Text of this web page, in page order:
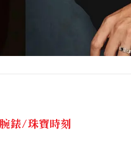
錶/珠寶時刻